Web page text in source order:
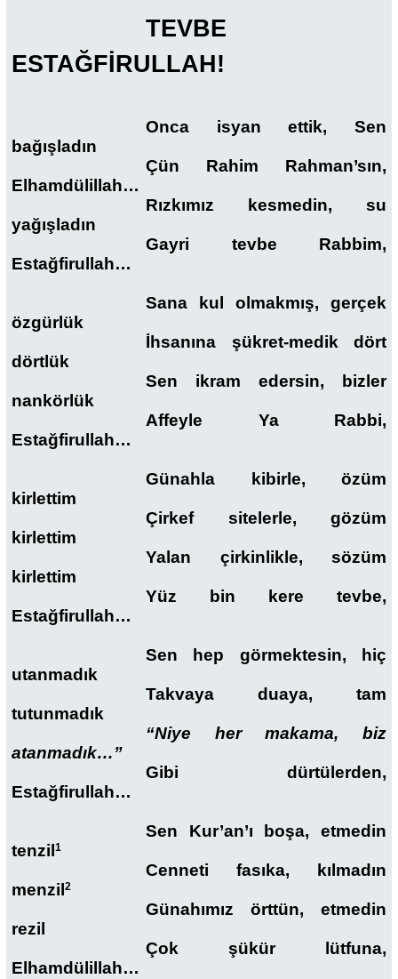
TEVBE
ESTAĞFİRULLAH!
Onca isyan ettik, Sen
bağışladın
Çün Rahim Rahman’sın,
Elhamdülillah…
Rızkımız kesmedin, su
yağışladın
Gayri tevbe Rabbim,
Estağfirullah…
Sana kul olmakmış, gerçek
özgürlük
İhsanına şükret-medik dört
dörtlük
Sen ikram edersin, bizler
nankörlük
Affeyle Ya Rabbi,
Estağfirullah…
Günahla kibirle, özüm
kirlettim
Çirkef sitelerle, gözüm
kirlettim
Yalan çirkinlikle, sözüm
kirlettim
Yüz bin kere tevbe,
Estağfirullah…
Sen hep görmektesin, hiç
utanmadık
Takvaya duaya, tam
tutunmadık
“Niye her makama, biz
atanmadık…”
Gibi dürtülerden,
Estağfirullah…
Sen Kur’an’ı boşa, etmedin
tenzil 1
Cenneti fasıka, kılmadın
menzil 2
Günahımız örttün, etmedin
rezil
Çok şükür lütfuna,
Elhamdülillah…